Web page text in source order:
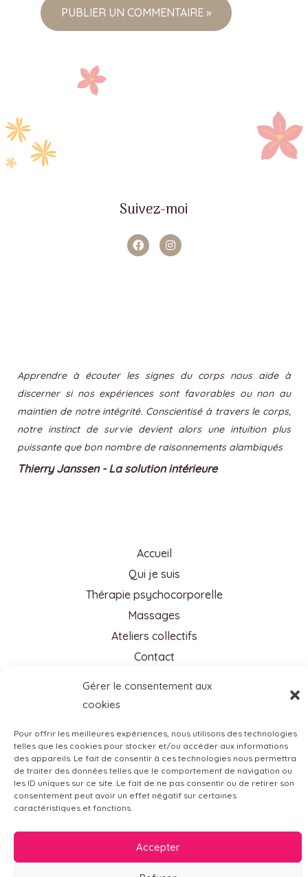
Gérer le consentement aux
cookies
Pour offrir les meilleures expériences, nous utilisons des technologies
telles que les cookies pour stocker et/ou accéder aux informations
des appareils. Le fait de consentir à ces technologies nous permettra
de traiter des données telles que le comportement de navigation ou
les ID uniques sur ce site. Le fait de ne pas consentir ou de retirer son
consentement peut avoir un effet négatif sur certaines
caractéristiques et fonctions.
Accepter
Suivez-moi
Apprendre à écouter les signes du corps nous aide à
discerner si nos expériences sont favorables ou non au
maintien de notre intégrité. Conscientisé à travers le corps,
notre instinct de survie devient alors une intuition plus
puissante que bon nombre de raisonnements alambiqués
Thierry Janssen - La solution intérieure
Accueil
Qui je suis
Thérapie psychocorporelle
Massages
Ateliers collectifs
Contact
holitherapie@gmail.com
+32 (0)474 95 81 52
1348 Louvain-la-Neuve
1332 Genval